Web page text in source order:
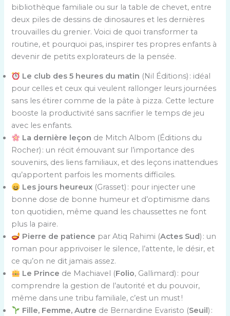
bibliothèque familiale ou sur la table de chevet, entre
deux piles de dessins de dinosaures et les dernières
trouvailles du grenier. Voici de quoi transformer ta
routine, et pourquoi pas, inspirer tes propres enfants à
devenir de petits explorateurs de la pensée.
Le club des 5 heures du matin (Nil Éditions) : idéal
pour celles et ceux qui veulent rallonger leurs journées
sans les étirer comme de la pâte à pizza. Cette lecture
booste la productivité sans sacrifier le temps de jeu
avec les enfants.
La dernière leçon de Mitch Albom (Éditions du
Rocher) : un récit émouvant sur l’importance des
souvenirs, des liens familiaux, et des leçons inattendues
qu’apportent parfois les moments difficiles.
Les jours heureux (Grasset) : pour injecter une
bonne dose de bonne humeur et d’optimisme dans
ton quotidien, même quand les chaussettes ne font
plus la paire.
Pierre de patience par Atiq Rahimi (Actes Sud) : un
roman pour apprivoiser le silence, l’attente, le désir, et
ce qu’on ne dit jamais assez.
Le Prince de Machiavel (Folio, Gallimard) : pour
comprendre la gestion de l’autorité et du pouvoir,
même dans une tribu familiale, c’est un must !
Fille, Femme, Autre de Bernardine Evaristo (Seuil) :